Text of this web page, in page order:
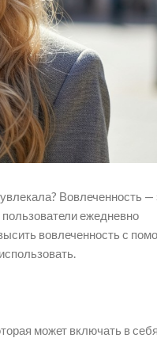
Вовлеченность —
ежедневно
вовлеченность с
может включать в